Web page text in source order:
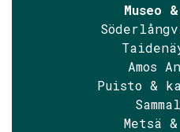
Museo
Amos
Puisto &
Metsä